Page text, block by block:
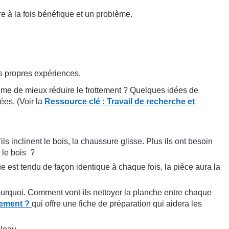
à la fois bénéfique et un problème.
propres expériences.
de mieux réduire le frottement ? Quelques idées de
(Voir la Ressource clé : Travail de recherche et
inclinent le bois, la chaussure glisse. Plus ils ont besoin
le bois ?
est tendu de façon identique à chaque fois, la pièce aura la
Comment vont-ils nettoyer la planche entre chaque
? qui offre une fiche de préparation qui aidera les